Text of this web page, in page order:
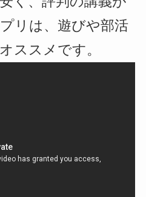
リは、遊びや部活
ススメです。